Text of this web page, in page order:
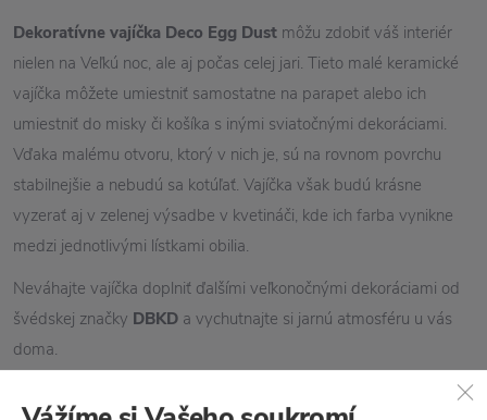
Dekoratívne vajíčka Deco Egg Dust môžu zdobiť váš interiér
nielen na Veľkú noc, ale aj počas celej jari. Tieto malé keramické
vajíčka môžete umiestniť samostatne na parapet alebo ich
umiestniť do misky či košíka s inými sviatočnými dekoráciami.
Vďaka malému otvoru, ktorý v nich je, sú na rovnom povrchu
stabilnejšie a nebudú sa kotúľať. Vajíčka však budú krásne
vyzerať aj v zelenej výsadbe v kvetináči, kde ich farba vynikne
medzi jednotlivými lístkami obilia.
Neváhajte vajíčka doplniť ďalšími veľkonočnými dekoráciami od
švédskej značky DBKD a vychutnajte si jarnú atmosféru u vás
doma.